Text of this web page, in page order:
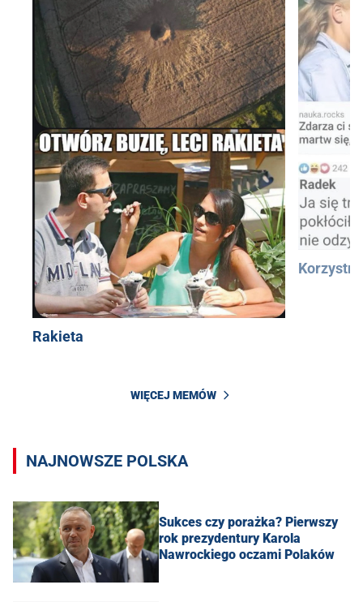
Rakieta
WIĘCEJ MEMÓW
NAJNOWSZE POLSKA
Sukces czy porażka? Pierwszy
rok prezydentury Karola
Nawrockiego oczami Polaków